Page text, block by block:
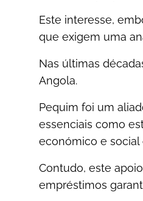
Este interesse,
que exigem uma
Nas últimas
Angola.
Pequim foi um
essenciais como
económico e social
Contudo, este
empréstimos